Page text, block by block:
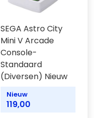
SEGA Astro City
Mini V Arcade
Console-
Standaard
(Diversen) Nieuw
Nieuw
119,00